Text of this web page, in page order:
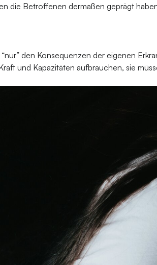
die Betroffenen dermaßen geprägt
den Konsequenzen der eigenen
und Kapazitäten aufbrauchen, sie